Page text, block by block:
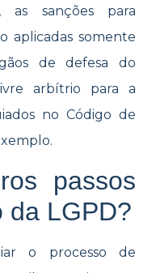
as sanções para
aplicadas somente
de defesa do
arbítrio para a
no Código de
passos
da LGPD?
o processo de